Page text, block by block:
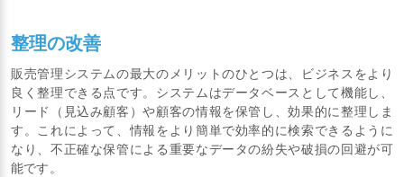
整理の改善
販売管理システムの最大のメリットのひとつは、ビジネスをより
良く整理できる点です。システムはデータベースとして機能し、
リード（見込み顧客）や顧客の情報を保管し、効果的に整理しま
す。これによって、情報をより簡単で効率的に検索できるように
なり、不正確な保管による重要なデータの紛失や破損の回避が可
能です。